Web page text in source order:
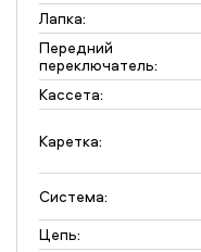
Лапка:
Передний
переключатель:
Кассета:
Каретка:
Система:
Цепь: